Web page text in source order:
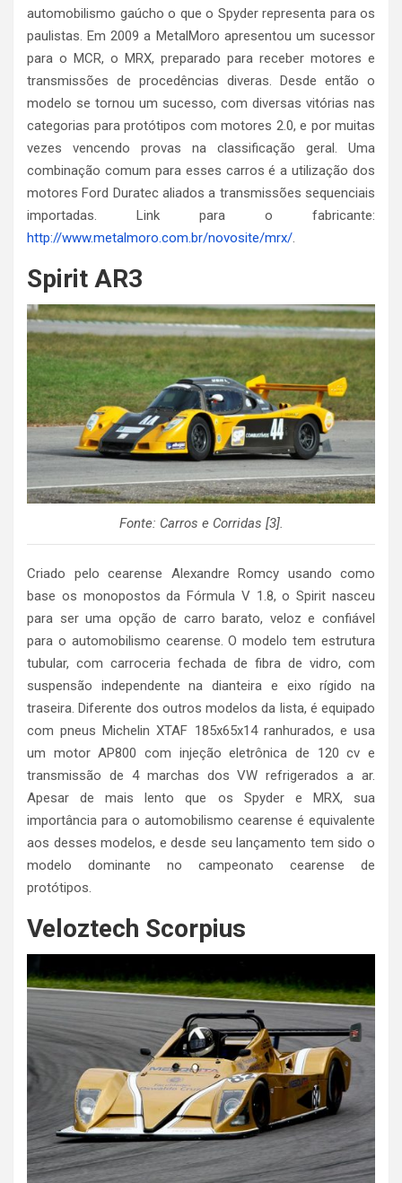
automobilismo gaúcho o que o Spyder representa para os
paulistas. Em 2009 a MetalMoro apresentou um sucessor
para o MCR, o MRX, preparado para receber motores e
transmissões de procedências diveras. Desde então o
modelo se tornou um sucesso, com diversas vitórias nas
categorias para protótipos com motores 2.0, e por muitas
vezes vencendo provas na classificação geral. Uma
combinação comum para esses carros é a utilização dos
motores Ford Duratec aliados a transmissões sequenciais
importadas. Link para o fabricante:
http://www.metalmoro.com.br/novosite/mrx/.
Spirit AR3
Fonte: Carros e Corridas [3].
Criado pelo cearense Alexandre Romcy usando como
base os monopostos da Fórmula V 1.8, o Spirit nasceu
para ser uma opção de carro barato, veloz e confiável
para o automobilismo cearense. O modelo tem estrutura
tubular, com carroceria fechada de fibra de vidro, com
suspensão independente na dianteira e eixo rígido na
traseira. Diferente dos outros modelos da lista, é equipado
com pneus Michelin XTAF 185x65x14 ranhurados, e usa
um motor AP800 com injeção eletrônica de 120 cv e
transmissão de 4 marchas dos VW refrigerados a ar.
Apesar de mais lento que os Spyder e MRX, sua
importância para o automobilismo cearense é equivalente
aos desses modelos, e desde seu lançamento tem sido o
modelo dominante no campeonato cearense de
protótipos.
Veloztech Scorpius